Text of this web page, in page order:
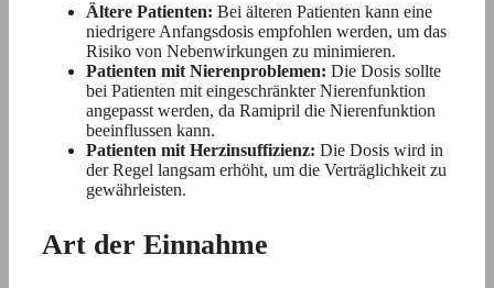
Ältere Patienten: Bei älteren Patienten kann eine
niedrigere Anfangsdosis empfohlen werden, um das
Risiko von Nebenwirkungen zu minimieren.
Patienten mit Nierenproblemen: Die Dosis sollte
bei Patienten mit eingeschränkter Nierenfunktion
angepasst werden, da Ramipril die Nierenfunktion
beeinflussen kann.
Patienten mit Herzinsuffizienz: Die Dosis wird in
der Regel langsam erhöht, um die Verträglichkeit zu
gewährleisten.
Art der Einnahme